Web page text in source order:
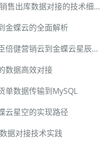
实现聚水潭·奇门与金蝶云星空销售出库数据对接的技术细节
金蝶云的全面解析
实现采购入库数据同步：从汤臣倍健营销云到金蝶云星辰V2
数据高效对接
单数据传输到MySQL
云星空的实现路径
据对接技术实践